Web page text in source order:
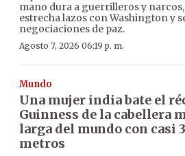
mano dura a guerrilleros y
estrecha lazos con Washington y
negociaciones de paz.
Agosto 7, 2026 06:19 p. m.
Mundo
Una mujer india bate el
Guinness de la cabellera
larga del mundo con casi 3
metros